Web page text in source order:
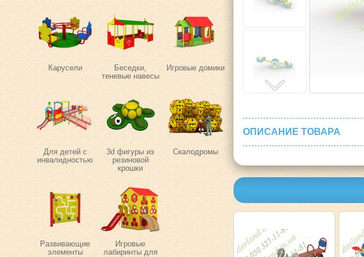
Карусели
Беседки,
теневые навесы
Игровые домики
Для детей с
инвалидностью
3d фигуры из
резиновой
крошки
Скалодромы
Развивающие
элементы
Игровые
лабиринты для
ОПИСАНИЕ ТОВАРА